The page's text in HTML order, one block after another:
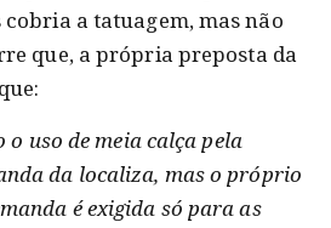
a tatuagem, mas não
que, a própria preposta da
o uso de meia calça pela
da localiza, mas o próprio
é exigida só para as